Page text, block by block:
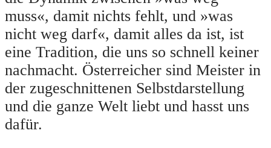
muss«, damit nichts fehlt, und »was
nicht weg darf«, damit alles da ist, ist
eine Tradition, die uns so schnell keiner
nachmacht. Österreicher sind Meister in
der zugeschnittenen Selbstdarstellung
und die ganze Welt liebt und hasst uns
dafür.